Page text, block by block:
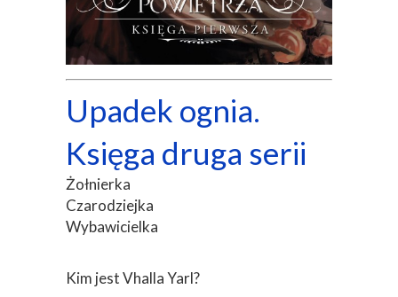
Upadek ognia.
Księga druga serii
Żołnierka
Czarodziejka
Wybawicielka
Kim jest Vhalla Yarl?